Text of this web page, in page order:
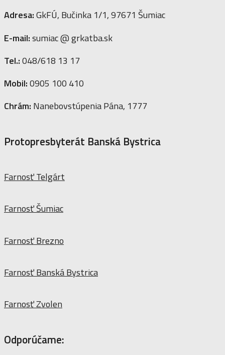
Adresa:GkFÚ, Bučinka 1/1, 97671 Šumiac
E-mail:sumiac @ grkatba.sk
Tel.:048/618 13 17
Mobil:0905 100 410
Chrám: Nanebovstúpenia Pána, 1777
Protopresbyterát Banská Bystrica
Farnosť Telgárt
Farnosť Šumiac
Farnosť Brezno
Farnosť Banská Bystrica
Farnosť Zvolen
Odporúčame: